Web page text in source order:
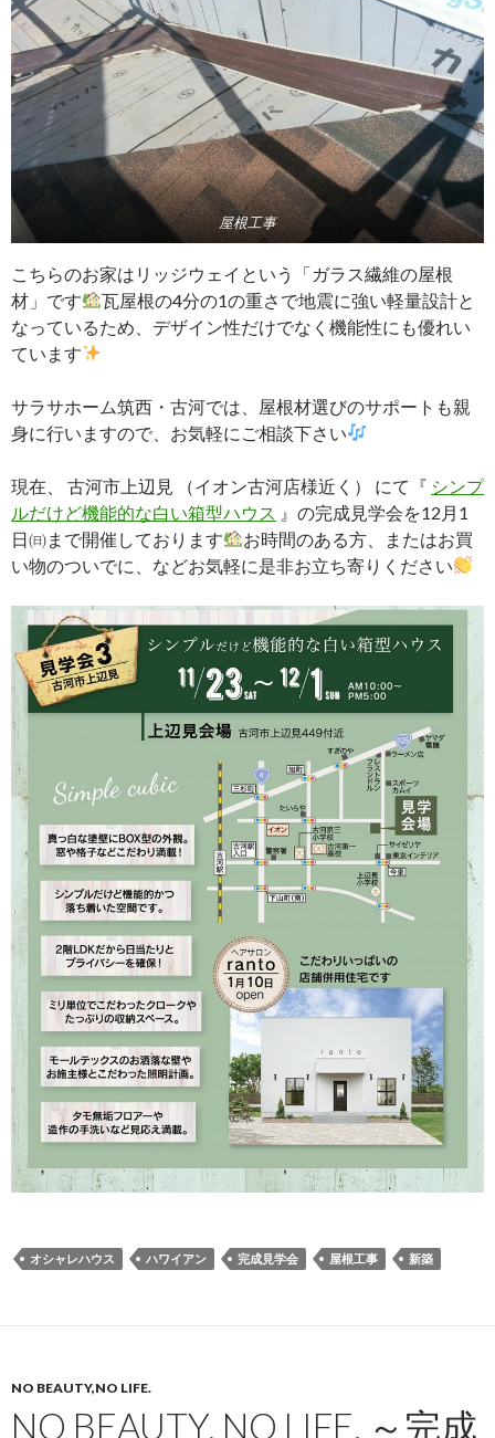
屋根工事
こちらのお家はリッジウェイという「ガラス繊維の屋根
材」です
瓦屋根の4分の1の重さで地震に強い軽量設計と
なっているため、デザイン性だけでなく機能性にも優れい
ています
サラサホーム筑西・古河では、屋根材選びのサポートも親
身に行いますので、お気軽にご相談下さい
現在、 古河市上辺見 （イオン古河店様近く） にて『 シンプ
ルだけど機能的な白い箱型ハウス 』の完成見学会を12月1
日㈰まで開催しております
お時間のある方、またはお買
い物のついでに、などお気軽に是非お立ち寄りください
オシャレハウス ハワイアン 完成見学会 屋根工事 新築
NO BEAUTY,NO LIFE.
NO BEAUTY, NO LIFE. ～完成